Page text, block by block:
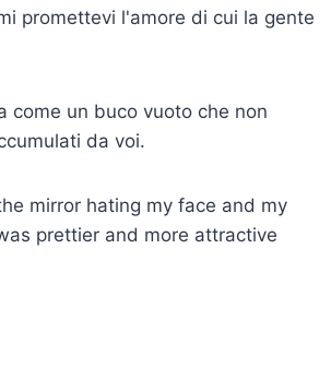
promettevi l'amore di cui la gente
come un buco vuoto che non
da voi.
mirror hating my face and my
prettier and more attractive